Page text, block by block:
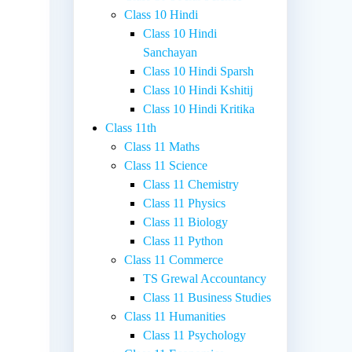
Class 10 Hindi
Class 10 Hindi
Sanchayan
Class 10 Hindi Sparsh
Class 10 Hindi Kshitij
Class 10 Hindi Kritika
Class 11th
Class 11 Maths
Class 11 Science
Class 11 Chemistry
Class 11 Physics
Class 11 Biology
Class 11 Python
Class 11 Commerce
TS Grewal Accountancy
Class 11 Business Studies
Class 11 Humanities
Class 11 Psychology